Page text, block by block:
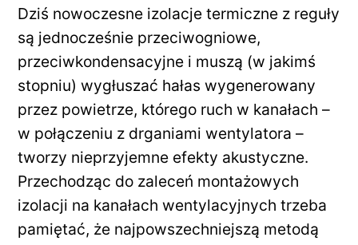
Dziś nowoczesne izolacje termiczne z reguły
są jednocześnie przeciwogniowe,
przeciwkondensacyjne i muszą (w jakimś
stopniu) wygłuszać hałas wygenerowany
przez powietrze, którego ruch w kanałach –
w połączeniu z drganiami wentylatora –
tworzy nieprzyjemne efekty akustyczne.
Przechodząc do zaleceń montażowych
izolacji na kanałach wentylacyjnych trzeba
pamiętać, że najpowszechniejszą metodą